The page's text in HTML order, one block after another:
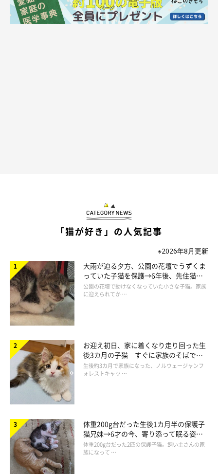
ねこ連れ草 うずらとかんたろう徒然ニャッ記
登場人物
「猫が好き」の人気記事
※2026年8月更新
大雨が迫る夕方、公園の花壇でうずくま
っていた子猫を保護→6年後、先住猫
と“姉妹”のような関係に
公園の花壇で動けなくなっていた小さな子猫。家族
に迎えられてか …
お迎え初日、家に着くなり走り回った生
後3カ月の子猫 すぐに家族のそばで落
ち着く姿に「迎えてよかった」
生後約3カ月で家族になった、ノルウェージャンフ
ォレストキャッ …
体重200g台だった生後1カ月半の保護子
猫兄妹→6才の今、寄り添って眠る姿に
ほっこり！
体重200g台だった2匹の保護子猫。飼い主さんの家
族になって …